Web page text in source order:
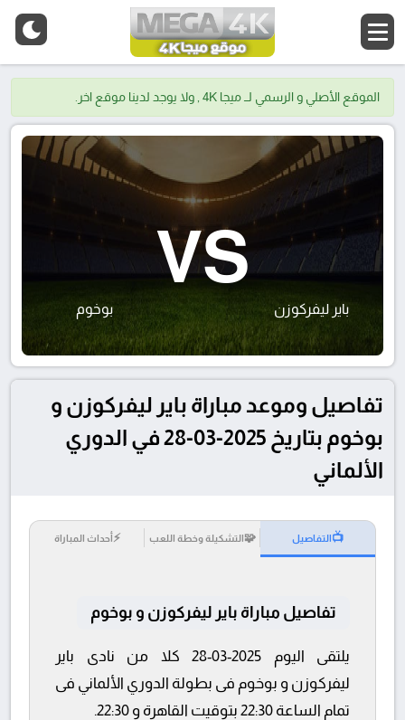
الموقع الأصلي و الرسمي لــ ميجا 4K , ولا يوجد لدينا موقع اخر.
باير ليفركوزن
VS
بوخوم
تفاصيل وموعد مباراة باير ليفركوزن و
بوخوم بتاريخ 2025-03-28 في الدوري
الألماني
📺التفاصيل 🧩التشكيلة وخطة اللعب ⚡أحداث المباراة
تفاصيل مباراة باير ليفركوزن و بوخوم
يلتقى اليوم 2025-03-28 كلا من نادى باير
ليفركوزن و بوخوم فى بطولة الدوري الألماني فى
تمام الساعة 22:30 بتوقيت القاهرة و 22:30.